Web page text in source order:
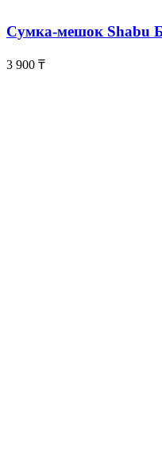
Сумка-мешок Shabu
3 900 ₸